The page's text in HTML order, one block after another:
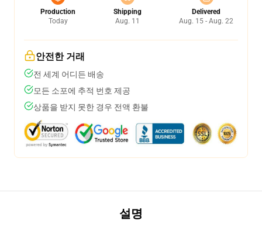
Production
Today
Shipping
Aug. 11
Delivered
Aug. 15 - Aug. 22
안전한 거래
전 세계 어디든 배송
모든 소포에 추적 번호 제공
상품을 받지 못한 경우 전액 환불
설명